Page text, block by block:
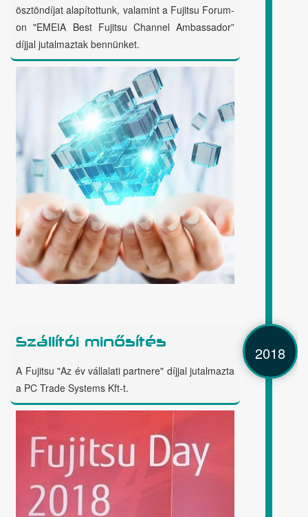
ösztöndíjat alapítottunk, valamint a Fujitsu Forum-
on "EMEIA Best Fujitsu Channel Ambassador”
díjjal jutalmaztak bennünket.
Szállítói minősítés
A Fujitsu "Az év vállalati partnere" díjjal jutalmazta
a PC Trade Systems Kft-t.
2018